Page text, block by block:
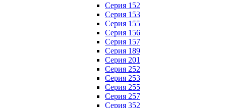
Серия 152
Серия 153
Серия 155
Серия 156
Серия 157
Серия 189
Серия 201
Серия 252
Серия 253
Серия 255
Серия 257
Серия 352